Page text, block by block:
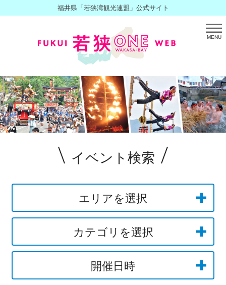
福井県「若狭湾観光連盟」公式サイト
MENU
イベント検索
エリアを選択
カテゴリを選択
開催日時